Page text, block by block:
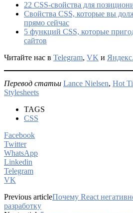
22 CSS-свойства для
Свойства CSS, которые вы
прямо сейчас
5 функций CSS, которые
сайтов
Читайте нас в Telegram, VK и
Перевод статьи Lance Nielsen, Hot
Stylesheets
TAGS
CSS
Facebook
Twitter
WhatsApp
Linkedin
Telegram
VK
Previous articleПочему React
разработку